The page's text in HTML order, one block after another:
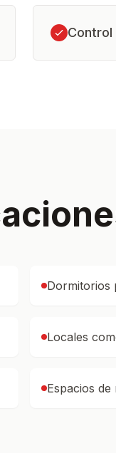
Control
Dormitorios
Locales
Espacios de